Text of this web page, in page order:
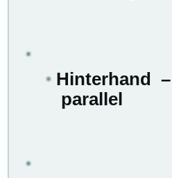
Hinterhand
parallel